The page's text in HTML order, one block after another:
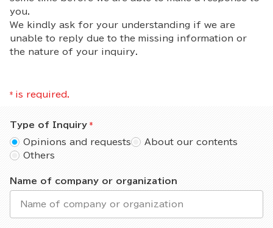
you.
We kindly ask for your understanding if we are
unable to reply due to the missing information or
the nature of your inquiry.
* is required.
Type of Inquiry
Opinions and requests
About our contents
Others
Name of company or organization